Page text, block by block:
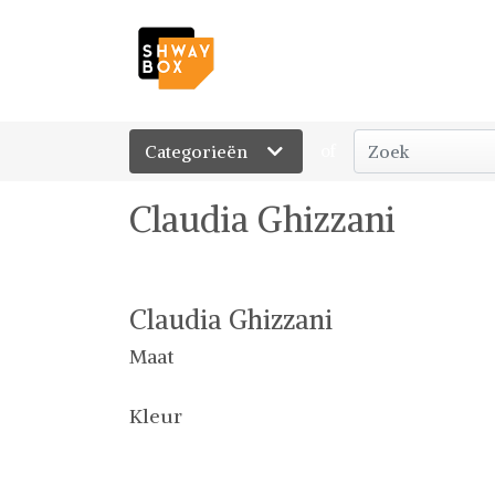
Categorieën
Claudia Ghizzani
Claudia Ghizzani
Maat
Kleur